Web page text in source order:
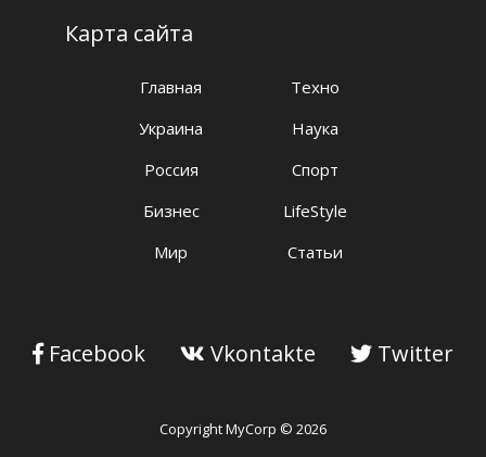
Copyright MyCorp © 2026
Главная
Украина
Россия
Бизнес
Мир
Техно
Наука
Спорт
LifeStyle
Статьи
Facebook Vkontakte Twitter
Карта сайта